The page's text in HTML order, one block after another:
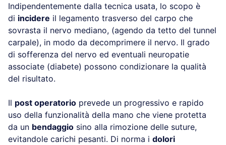
Indipendentemente dalla tecnica usata, lo scopo è
di incidere il legamento trasverso del carpo che
sovrasta il nervo mediano, (agendo da tetto del tunnel
carpale), in modo da decomprimere il nervo. Il grado
di sofferenza del nervo ed eventuali neuropatie
associate (diabete) possono condizionare la qualità
del risultato.
Il post operatorio prevede un progressivo e rapido
uso della funzionalità della mano che viene protetta
da un bendaggio sino alla rimozione delle suture,
evitandole carichi pesanti. Di norma i dolori